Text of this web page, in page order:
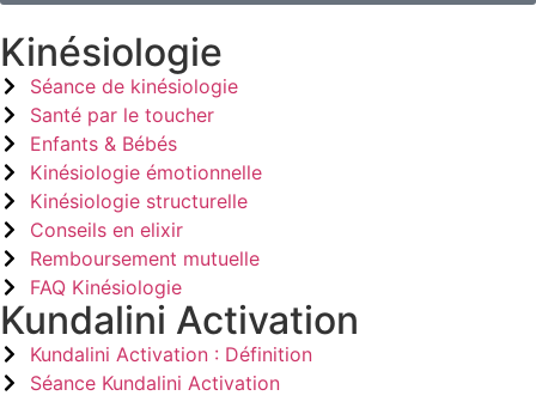
Kinésiologie
Séance de kinésiologie
Santé par le toucher
Enfants & Bébés
Kinésiologie émotionnelle
Kinésiologie structurelle
Conseils en elixir
Remboursement mutuelle
FAQ Kinésiologie
Kundalini Activation
Kundalini Activation : Définition
Séance Kundalini Activation